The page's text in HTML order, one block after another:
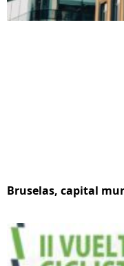
Bruselas, capital